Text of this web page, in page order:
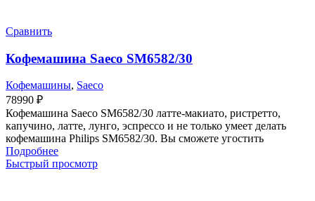
Сравнить
Кофемашина Saeco SM6582/30
Кофемашины, Saeco
78990 ₽
Кофемашина Saeco SM6582/30 латте-макиато, ристретто,
капучино, латте, лунго, эспрессо и не только умеет делать
кофемашина Philips SM6582/30. Вы сможете угостить
Подробнее
Быстрый просмотр